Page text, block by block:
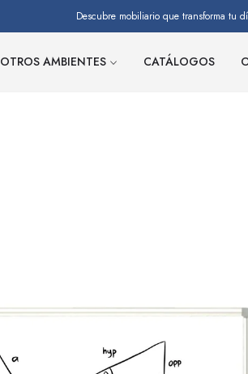
Descubre mobiliario que transforma tu
OTROS AMBIENTES CATÁLOGOS